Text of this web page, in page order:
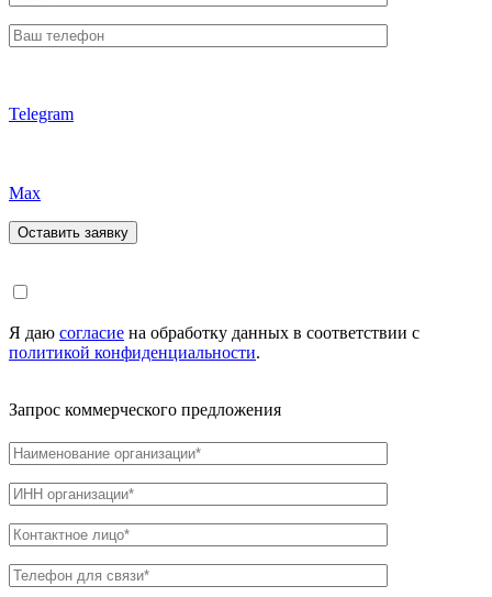
Telegram
Max
Я даю согласие на обработку данных в соответствии с
политикой конфиденциальности.
Запрос коммерческого предложения